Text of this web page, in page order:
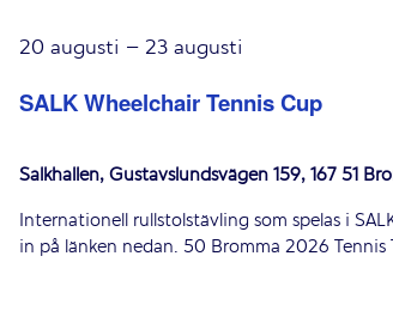
SALK Wheelchair Tennis Cup
20 augusti – 23 augusti
Salkhallen, Gustavslundsvägen 159, 167 51
Internationell rullstolstävling som spelas i
in på länken nedan. 50 Bromma 2026 Tennis